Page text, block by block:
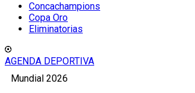
Concachampions
Copa Oro
Eliminatorias
AGENDA DEPORTIVA
Mundial 2026